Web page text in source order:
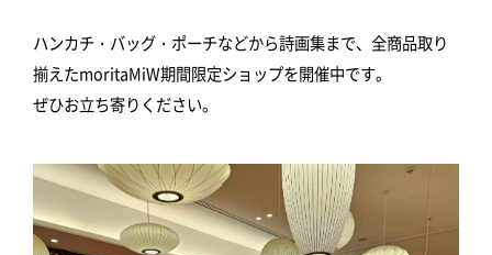
ハンカチ・バッグ・ポーチなどから詩画集まで、全商品取り
揃えたmoritaMiW期間限定ショップを開催中です。
ぜひお立ち寄りください。